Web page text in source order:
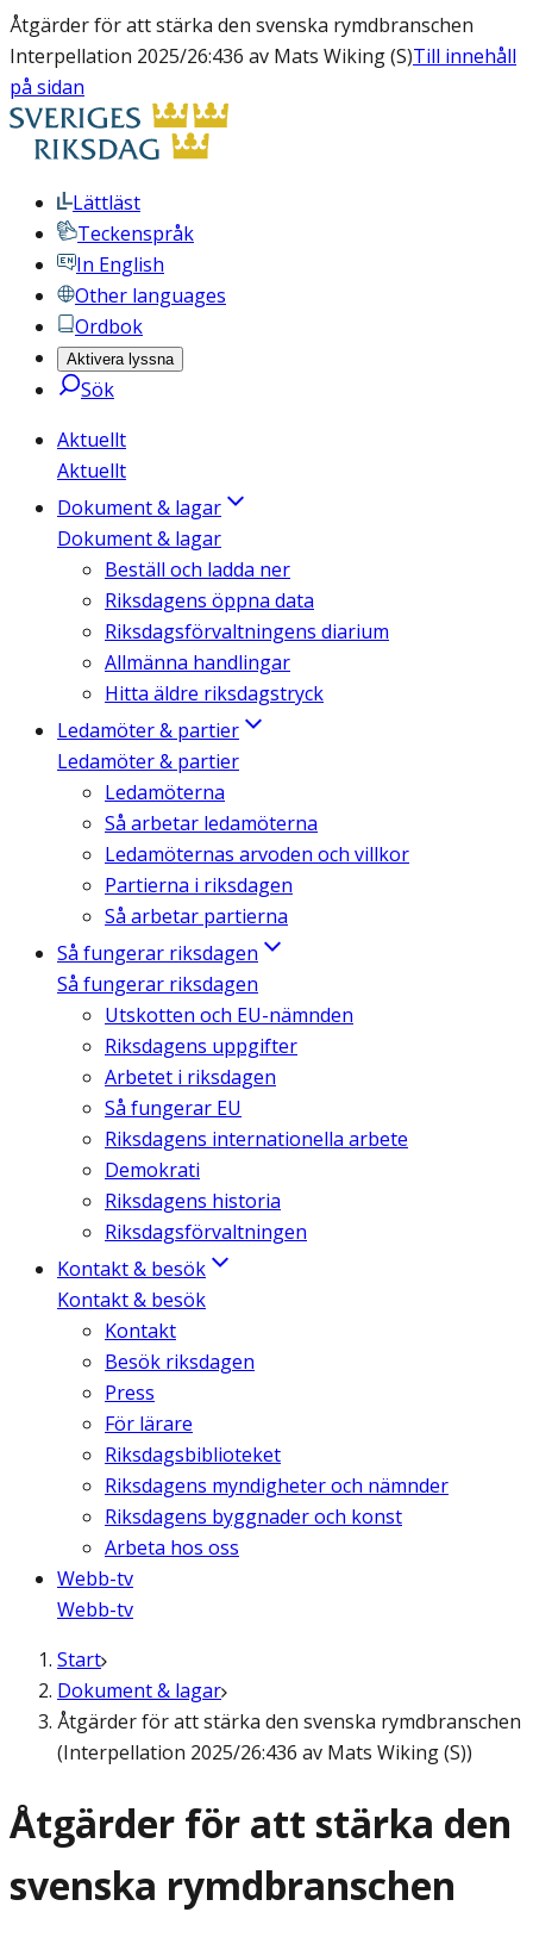
Åtgärder för att stärka den svenska rymdbranschen
Interpellation 2025/26:436 av Mats Wiking (S)Till innehåll
på sidan
Lättläst
Teckenspråk
In English
Other languages
Ordbok
Aktivera lyssna
Sök
Aktuellt
Aktuellt
Dokument & lagar
Dokument & lagar
Beställ och ladda ner
Riksdagens öppna data
Riksdagsförvaltningens diarium
Allmänna handlingar
Hitta äldre riksdagstryck
Ledamöter & partier
Ledamöter & partier
Ledamöterna
Så arbetar ledamöterna
Ledamöternas arvoden och villkor
Partierna i riksdagen
Så arbetar partierna
Så fungerar riksdagen
Så fungerar riksdagen
Utskotten och EU-nämnden
Riksdagens uppgifter
Arbetet i riksdagen
Så fungerar EU
Riksdagens internationella arbete
Demokrati
Riksdagens historia
Riksdagsförvaltningen
Kontakt & besök
Kontakt & besök
Kontakt
Besök riksdagen
Press
För lärare
Riksdagsbiblioteket
Riksdagens myndigheter och nämnder
Riksdagens byggnader och konst
Arbeta hos oss
Webb-tv
Webb-tv
Start
Dokument & lagar
Åtgärder för att stärka den svenska rymdbranschen
(Interpellation 2025/26:436 av Mats Wiking (S))
Åtgärder för att stärka den
svenska rymdbranschen